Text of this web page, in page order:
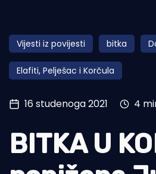
Pomorstvo
Ribolov
Ekologija
Vijesti iz povijesti bitka
Elafiti, Pelješac i Korčula
16 studenoga 2021 4
BITKA U